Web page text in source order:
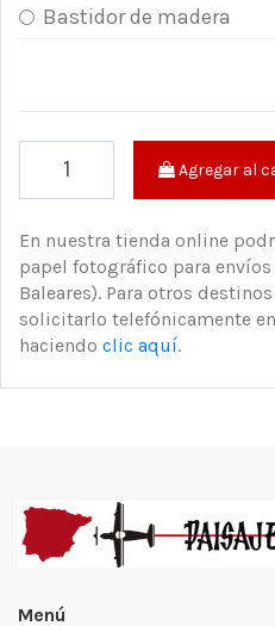
Bastidor de madera
Agregar al
En nuestra tienda online
papel fotográfico para envíos
Baleares). Para otros
solicitarlo telefónicamente
haciendo clic aquí.
Menú